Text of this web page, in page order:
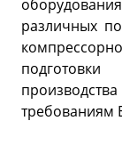
различных
требованиям